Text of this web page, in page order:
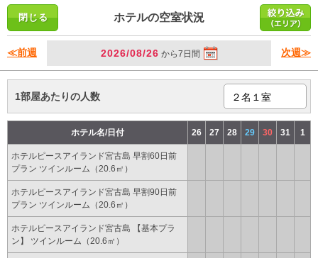
ホテルの空室状況
≪前週 2026/08/26 から7日間 次週≫
1部屋あたりの人数
ホテル名/日付 26 27 28 29 30 31 1
ホテルピースアイランド宮古島 早割60日前
プラン ツインルーム（20.6㎡）
ホテルピースアイランド宮古島 早割90日前
プラン ツインルーム（20.6㎡）
ホテルピースアイランド宮古島 【基本プラ
ン】 ツインルーム（20.6㎡）